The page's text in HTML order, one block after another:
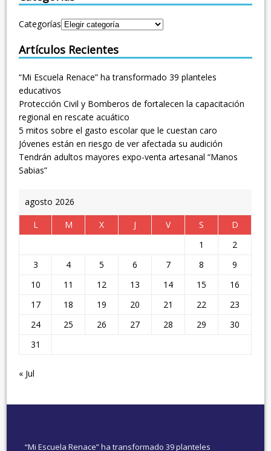
Categorías
Artículos Recientes
“Mi Escuela Renace” ha transformado 39 planteles
educativos
Protección Civil y Bomberos de fortalecen la capacitación
regional en rescate acuático
5 mitos sobre el gasto escolar que le cuestan caro
Jóvenes están en riesgo de ver afectada su audición
Tendrán adultos mayores expo-venta artesanal “Manos
Sabias”
agosto 2026
L
M X J V S
D
1
2
3
4 5 6 7 8
9
10
11 12 13 14 15
16
17
18 19 20 21 22
23
24
25 26 27 28 29
30
31
« Jul
“Mi Escuela Renace” ha transformado 39 planteles